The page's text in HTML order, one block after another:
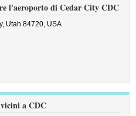
l'aeroporto di Cedar City CDC
Utah 84720, USA
a CDC